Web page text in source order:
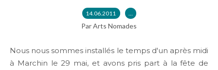
14.06.2011 …
Par Arts Nomades
Nous nous sommes installés le temps d'un après midi
à Marchin le 29 mai, et avons pris part à la fête de